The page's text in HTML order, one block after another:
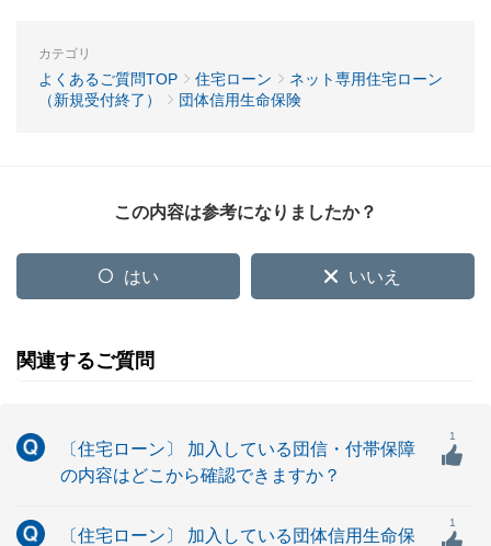
カテゴリ
よくあるご質問TOP 住宅ローン
ネット専用住宅ローン
（新規受付終了）
団体信用生命保険
この内容は参考になりましたか？
はい いいえ
関連するご質問
〔住宅ローン〕 加入している団信・付帯保障
の内容はどこから確認できますか？
1
〔住宅ローン〕 加入している団体信用生命保
1